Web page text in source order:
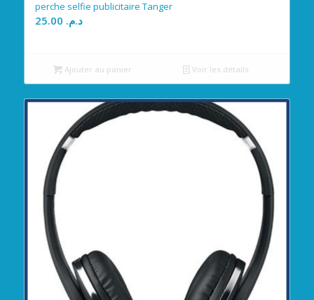
perche selfie publicitaire Tanger
د.م.
Ajouter au panier Voir les détails